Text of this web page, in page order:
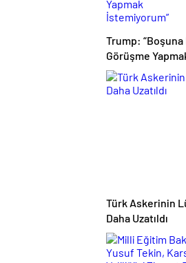
Trump: “Boşuna
Görüşme
İstemiyorum”
Türk Askerinin
Daha Uzatıldı